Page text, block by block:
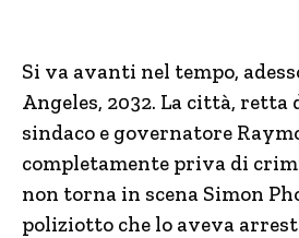
Si va avanti nel tempo,
Angeles, 2032. La città, retta
sindaco e governatore
completamente priva di
non torna in scena Simon
poliziotto che lo aveva